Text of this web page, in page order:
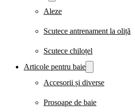
Aleze
Scutece antrenament la oliță
Scutece chiloțel
Articole pentru baie
Accesorii și diverse
Prosoape de baie